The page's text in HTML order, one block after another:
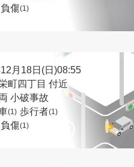
負傷(1)
月18日(日)08:55
町四丁目 付近
小破事故
(1) 歩行者(1)
負傷(1)